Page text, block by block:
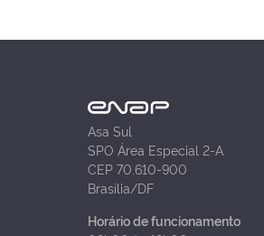
Asa Sul
SPO Área Especial 2-A
CEP 70.610-900
Brasília/DF
Horário de funcionamento